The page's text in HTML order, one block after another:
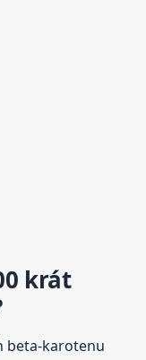
krát
beta-karotenu